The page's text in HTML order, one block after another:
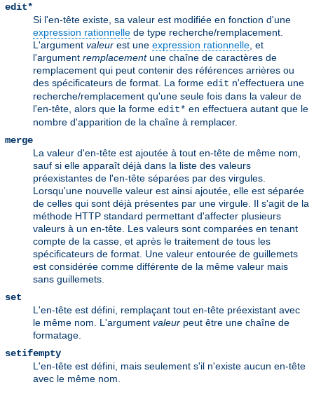
edit*
Si l'en-tête existe, sa valeur est modifiée en fonction d'une
expression rationnelle de type recherche/remplacement.
L'argument valeur est une expression rationnelle , et
l'argument remplacementune chaîne de caractères de
remplacement qui peut contenir des références arrières ou
des spécificateurs de format. La forme edit n'effectuera une
recherche/remplacement qu'une seule fois dans la valeur de
l'en-tête, alors que la forme edit* en effectuera autant que le
nombre d'apparition de la chaîne à remplacer.
merge
La valeur d'en-tête est ajoutée à tout en-tête de même nom,
sauf si elle apparaît déjà dans la liste des valeurs
préexistantes de l'en-tête séparées par des virgules.
Lorsqu'une nouvelle valeur est ainsi ajoutée, elle est séparée
de celles qui sont déjà présentes par une virgule. Il s'agit de la
méthode HTTP standard permettant d'affecter plusieurs
valeurs à un en-tête. Les valeurs sont comparées en tenant
compte de la casse, et après le traitement de tous les
spécificateurs de format. Une valeur entourée de guillemets
est considérée comme différente de la même valeur mais
sans guillemets.
set
L'en-tête est défini, remplaçant tout en-tête préexistant avec
le même nom. L'argument valeur peut être une chaîne de
formatage.
setifempty
L'en-tête est défini, mais seulement s'il n'existe aucun en-tête
avec le même nom.